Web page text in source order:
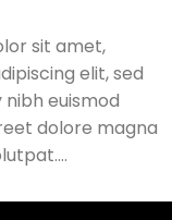
sit amet,
elit, sed
euismod
dolore magna